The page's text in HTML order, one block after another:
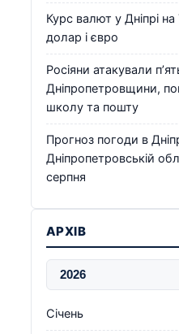
Курс валют у Дніпрі на
долар і євро
Росіяни атакували
Дніпропетровщини,
школу та пошту
Прогноз погоди в
Дніпропетровській
серпня
АРХІВ
Січень